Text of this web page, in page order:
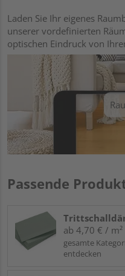
Laden Sie Ihr eigenes
unserer vordefinierten
optischen Eindruck von
Passende
ab 4,70 € / m²
gesamte
entdecken